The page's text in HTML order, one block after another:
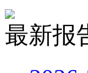
最新报